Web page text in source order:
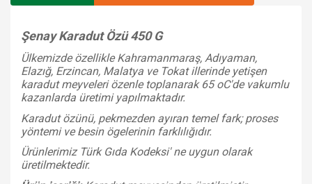
Şenay Karadut Özü 450 G
Ülkemizde özellikle Kahramanmaraş, Adıyaman,
Elazığ, Erzincan, Malatya ve Tokat illerinde yetişen
karadut meyveleri özenle toplanarak 65 oC'de vakumlu
kazanlarda üretimi yapılmaktadır.
Karadut özünü, pekmezden ayıran temel fark; proses
yöntemi ve besin ögelerinin farklılığıdır.
Ürünlerimiz Türk Gıda Kodeksi' ne uygun olarak
üretilmektedir.